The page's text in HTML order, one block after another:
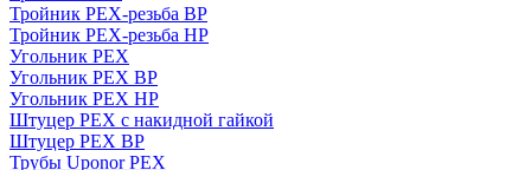
Тройник PEX-резьба ВР
Тройник PEX-резьба НР
Угольник PEX
Угольник PEX ВР
Угольник PEX НР
Штуцер PEX c накидной гайкой
Штуцер PEX ВР
Трубы Uponor PEX